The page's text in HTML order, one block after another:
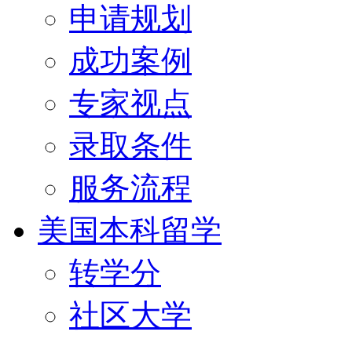
申请规划
成功案例
专家视点
录取条件
服务流程
美国本科留学
转学分
社区大学